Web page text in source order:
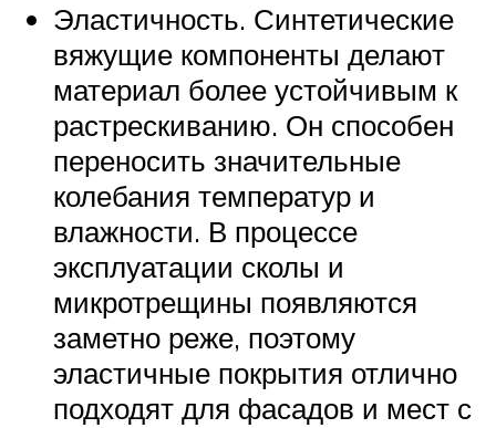
Эластичность. Синтетические
вяжущие компоненты делают
материал более устойчивым к
растрескиванию. Он способен
переносить значительные
колебания температур и
влажности. В процессе
эксплуатации сколы и
микротрещины появляются
заметно реже, поэтому
эластичные покрытия отлично
подходят для фасадов и мест с